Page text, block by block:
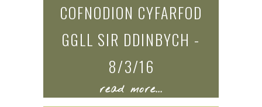
COFNODION CYFARFOD
GGLL SIR DDINBYCH -
8/3/16
read more...